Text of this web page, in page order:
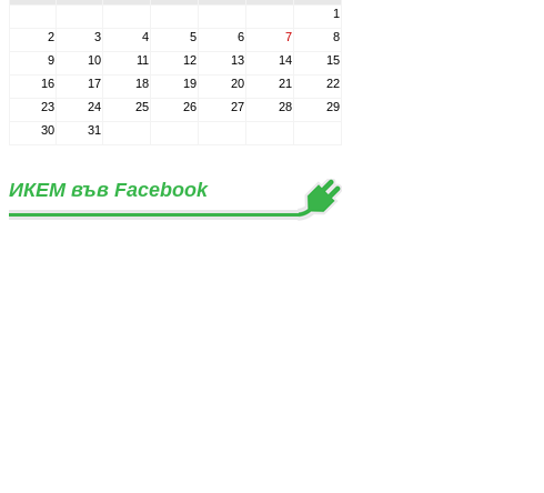
1
2
3 4 5 6 7
8
9
10 11 12 13 14
15
16
17 18 19 20 21
22
23
24 25 26 27 28
29
30
31
ИКЕМ във Facebook